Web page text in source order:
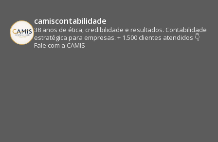
camiscontabilidade
38 anos de ética, credibilidade e resultados. Contabilidade
estratégica para empresas. + 1.500 clientes atendidos 👇
Fale com a CAMIS